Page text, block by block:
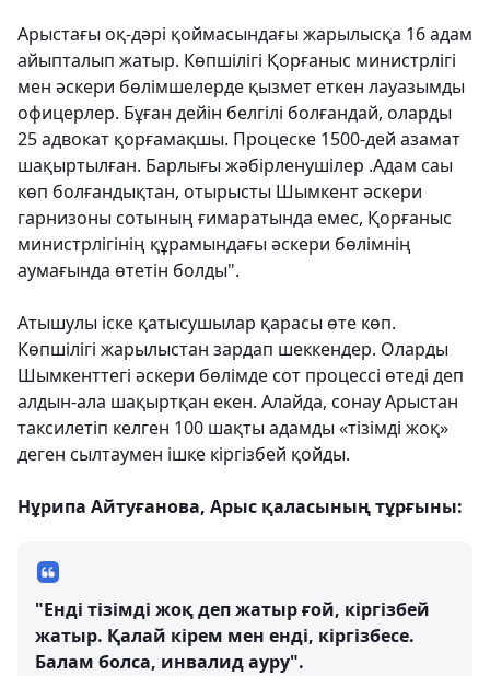
Арыстағы оқ-дәрі қоймасындағы жарылысқа 16 адам
айыпталып жатыр. Көпшілігі Қорғаныс министрлігі
мен әскери бөлімшелерде қызмет еткен лауазымды
офицерлер. Бұған дейін белгілі болғандай, оларды
25 адвокат қорғамақшы. Процеске 1500-дей азамат
шақыртылған. Барлығы жәбірленушілер .Адам саы
көп болғандықтан, отырысты Шымкент әскери
гарнизоны сотының ғимаратында емес, Қорғаныс
министрлігінің құрамындағы әскери бөлімнің
аумағында өтетін болды".
Атышулы іске қатысушылар қарасы өте көп.
Көпшілігі жарылыстан зардап шеккендер. Оларды
Шымкенттегі әскери бөлімде сот процессі өтеді деп
алдын-ала шақыртқан екен. Алайда, сонау Арыстан
таксилетіп келген 100 шақты адамды «тізімді жоқ»
деген сылтаумен ішке кіргізбей қойды.
Нұрипа Айтуғанова, Арыс қаласының тұрғыны:
"Енді тізімді жоқ деп жатыр ғой, кіргізбей
жатыр. Қалай кірем мен енді, кіргізбесе.
Балам болса, инвалид ауру".